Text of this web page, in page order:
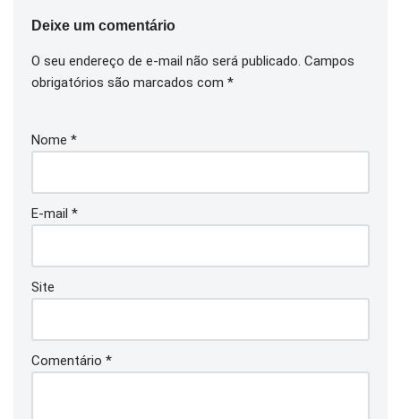
Deixe um comentário
O seu endereço de e-mail não será publicado. Campos
obrigatórios são marcados com *
Nome *
E-mail *
Site
Comentário *